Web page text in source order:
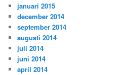
januari 2015
december 2014
september 2014
augusti 2014
juli 2014
juni 2014
april 2014